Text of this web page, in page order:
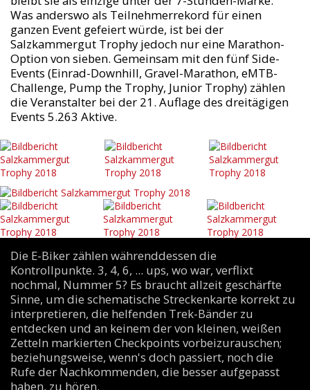
Was anderswo als Teilnehmerrekord für einen
ganzen Event gefeiert würde, ist bei der
Salzkammergut Trophy jedoch nur eine Marathon-
Option von sieben. Gemeinsam mit den fünf Side-
Events (Einrad-Downhill, Gravel-Marathon, eMTB-
Challenge, Pump the Trophy, Junior Trophy) zählen
die Veranstalter bei der 21. Auflage des dreitägigen
Events 5.263 Aktive.
Die E-Biker zählen währenddessen die
Kontrollpunkte. 3, 4, 6, ... ups, wo war, verflixt
nochmal, Nummer 5? Es braucht allzeit geschärfte
Sinne, um die schematische Streckenkarte korrekt zu
interpretieren, die helfenden Trek-Bänder zu
entdecken und an keinem der von kleinen, weißen
Zetteln markierten Checkpoints vorbeizurauschen;
beziehungsweise, wenn's doch passiert, noch die
Rufe der Nachkommenden, die besser aufgepasst
haben, zu hören.